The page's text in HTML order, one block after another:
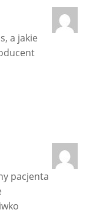
a jakie
pacjenta